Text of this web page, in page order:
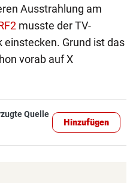
Ausstrahlung am
musste der TV-
Grund ist das
vorab auf X
Quelle
Hinzufügen